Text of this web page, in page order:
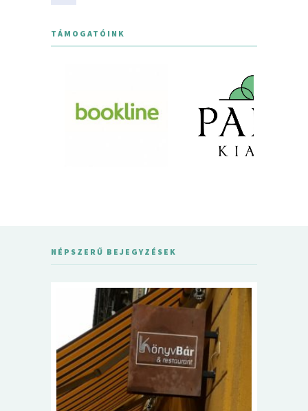
TÁMOGATÓINK
NÉPSZERŰ BEJEGYZÉSEK